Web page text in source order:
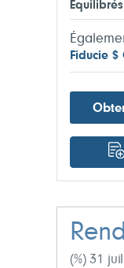
Fiducie $
(%) 31